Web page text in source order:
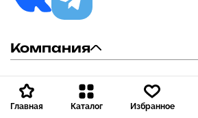
Компания
Покупателю
Главная Каталог Избранное